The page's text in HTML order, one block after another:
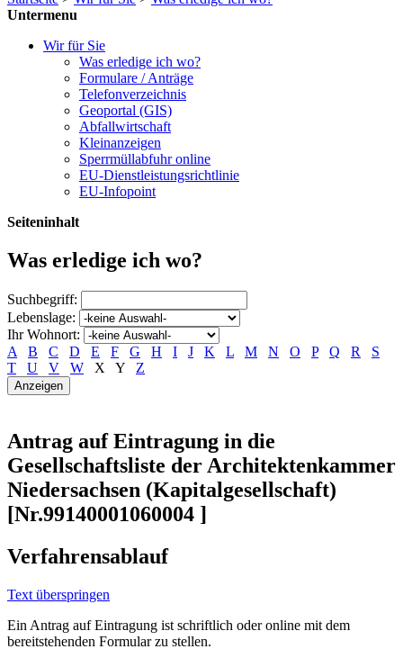
Untermenu
Wir für Sie
Was erledige ich wo?
Formulare / Anträge
Telefonverzeichnis
Geoportal (GIS)
Abfallwirtschaft
Kleinanzeigen
Sperrmüllabfuhr online
EU-Dienstleistungsrichtlinie
EU-Infopoint
Seiteninhalt
Was erledige ich wo?
Suchbegriff:
Lebenslage:
Ihr Wohnort:
A
B C D E F G H I J K L M N O P Q R
S
T
U V W X Y Z
Antrag auf Eintragung in die
Gesellschaftsliste der Architektenkammer
Niedersachsen (Kapitalgesellschaft)
[Nr.99140001060004 ]
Verfahrensablauf
Text überspringen
Ein Antrag auf Eintragung ist schriftlich oder online mit dem
bereitstehenden Formular zu stellen.